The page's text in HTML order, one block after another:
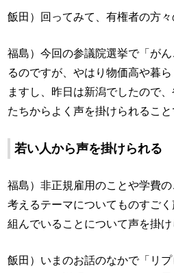
飯田）回ってみて、有権者の方
福島）今回の参議院選挙で「が
るのですが、やはり物価高や暮
ますし、昨日は新潟でしたので
たちからよく声を掛けられること
若い人から声を掛けられる
福島）非正規雇用のことや学費
考えるテーマについてものすご
組んでいることについて声を掛
飯田）いまのお話のなかで「リ